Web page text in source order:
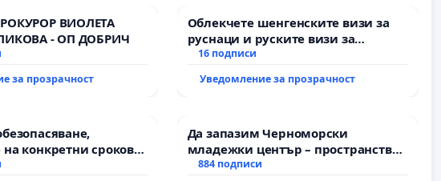
ВИОЛЕТА
- ОП ДОБРИЧ
за прозрачност
Облекчете шенгенските визи за
руснаци и руските визи за
българи
16 подписи
Уведомление за прозрачност
конкретни срокове
на цялостна
Да запазим Черноморски
младежки център – пространство
за младите на Варна
884 подписи